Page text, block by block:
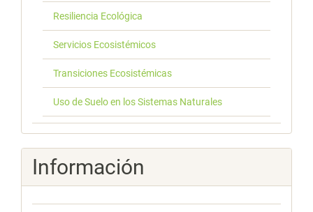
Resiliencia Ecológica
Servicios Ecosistémicos
Transiciones Ecosistémicas
Uso de Suelo en los Sistemas Naturales
Información